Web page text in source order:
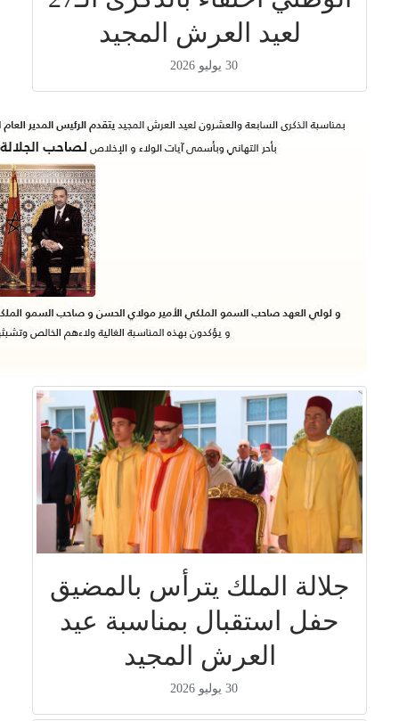
لعيد العرش المجيد
30 يوليو 2026
جلالة الملك يترأس بالمضيق
حفل استقبال بمناسبة عيد
العرش المجيد
30 يوليو 2026